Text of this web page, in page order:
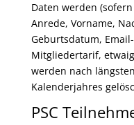
Daten werden
Anrede, Vorname,
Geburtsdatum,
Mitgliedertarif,
werden nach
Kalenderjahres
PSC